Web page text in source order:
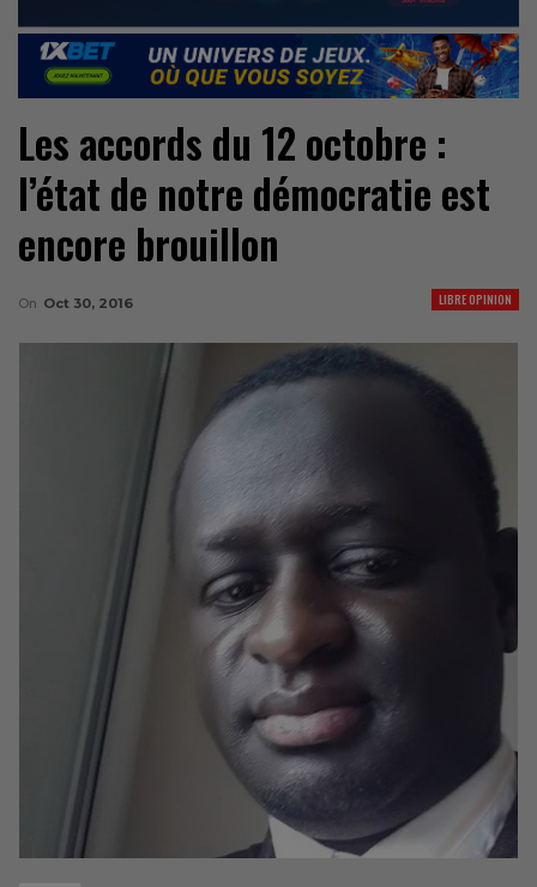
Les accords du 12 octobre :
l’état de notre démocratie est
encore brouillon
LIBRE OPINION
On Oct 30, 2016